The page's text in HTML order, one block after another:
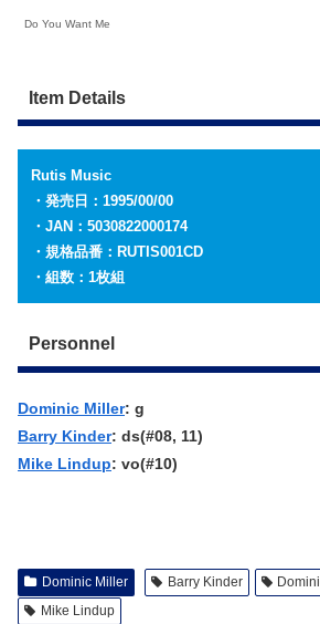
Do You Want Me
Item Details
Rutis Music
・発売日：1995/00/00
・JAN：5030822000174
・規格品番：RUTIS001CD
・組数：1枚組
Personnel
Dominic Miller: g
Barry Kinder: ds(#08, 11)
Mike Lindup: vo(#10)
Dominic Miller Barry Kinder
Mike Lindup